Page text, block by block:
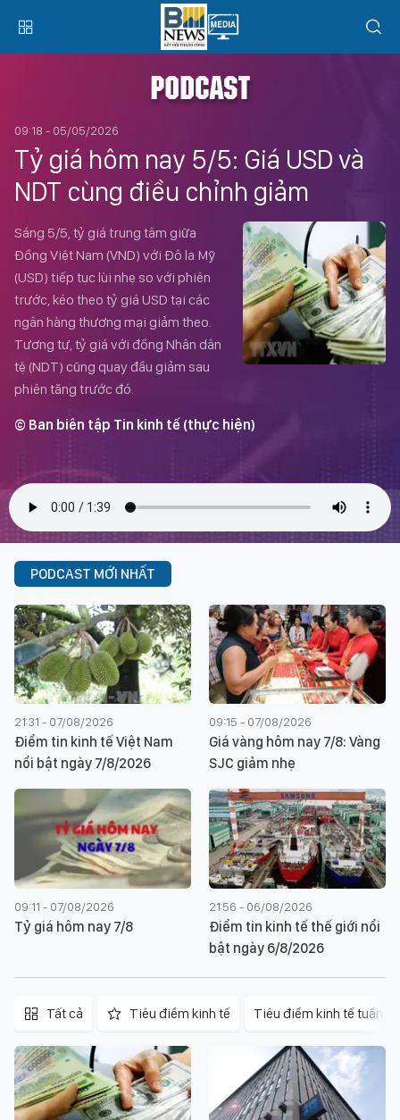
PODCAST
09:18 - 05/05/2026
Tỷ giá hôm nay 5/5: Giá USD và
NDT cùng điều chỉnh giảm
Sáng 5/5, tỷ giá trung tâm giữa
Đồng Việt Nam (VND) với Đô la Mỹ
(USD) tiếp tục lùi nhẹ so với phiên
trước, kéo theo tỷ giá USD tại các
ngân hàng thương mại giảm theo.
Tương tự, tỷ giá với đồng Nhân dân
tệ (NDT) cũng quay đầu giảm sau
phiên tăng trước đó.
© Ban biên tập Tin kinh tế (thực hiện)
PODCAST MỚI NHẤT
21:31 - 07/08/2026
Điểm tin kinh tế Việt Nam
nổi bật ngày 7/8/2026
09:15 - 07/08/2026
Giá vàng hôm nay 7/8: Vàng
SJC giảm nhẹ
09:11 - 07/08/2026
Tỷ giá hôm nay 7/8
21:56 - 06/08/2026
Điểm tin kinh tế thế giới nổi
bật ngày 6/8/2026
Tất cả Tiêu điểm kinh tế Tiêu điểm kinh tế tuần